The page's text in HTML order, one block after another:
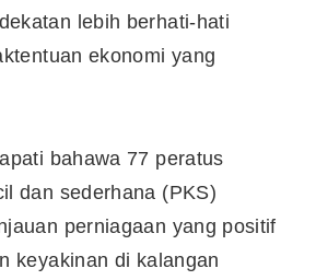
lebih berhati-hati
ekonomi yang
bahawa 77 peratus
dan sederhana (PKS)
perniagaan yang positif
keyakinan di kalangan